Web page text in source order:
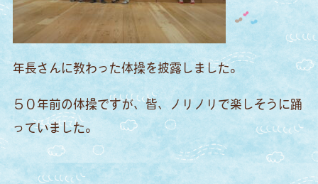
年長さんに教わった体操を披露しました。
５０年前の体操ですが、皆、ノリノリで楽しそうに踊
っていました。